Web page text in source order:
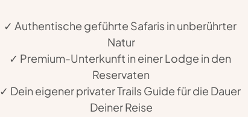
✓ Authentische geführte Safaris in unberührter
Natur
✓ Premium-Unterkunft in einer Lodge in den
Reservaten
✓ Dein eigener privater Trails Guide für die Dauer
Deiner Reise